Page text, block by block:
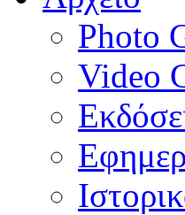
Photo
Video